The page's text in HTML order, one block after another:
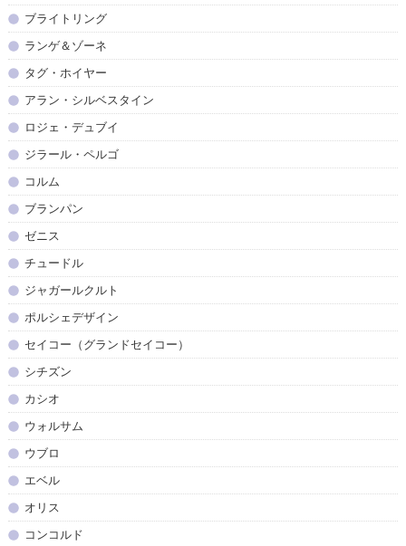
ブライトリング
ランゲ＆ゾーネ
タグ・ホイヤー
アラン・シルベスタイン
ロジェ・デュブイ
ジラール・ペルゴ
コルム
ブランパン
ゼニス
チュードル
ジャガールクルト
ポルシェデザイン
セイコー（グランドセイコー）
シチズン
カシオ
ウォルサム
ウブロ
エベル
オリス
コンコルド